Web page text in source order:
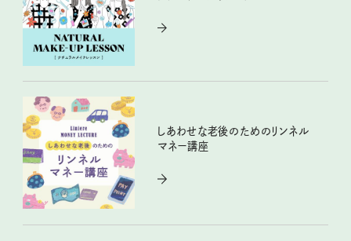
しあわせな老後のためのリンネル
マネー講座